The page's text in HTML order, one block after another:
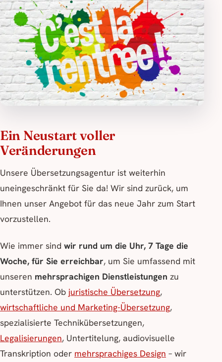
Ein Neustart voller
Veränderungen
Unsere Übersetzungsagentur ist weiterhin
uneingeschränkt für Sie da! Wir sind zurück, um
Ihnen unser Angebot für das neue Jahr zum Start
vorzustellen.
Wie immer sind wir rund um die Uhr, 7 Tage die
Woche, für Sie erreichbar, um Sie umfassend mit
unseren mehrsprachigen Dienstleistungen zu
unterstützen. Ob juristische Übersetzung,
wirtschaftliche und Marketing-Übersetzung,
spezialisierte Technikübersetzungen,
Legalisierungen, Untertitelung, audiovisuelle
Transkription oder mehrsprachiges Design – wir